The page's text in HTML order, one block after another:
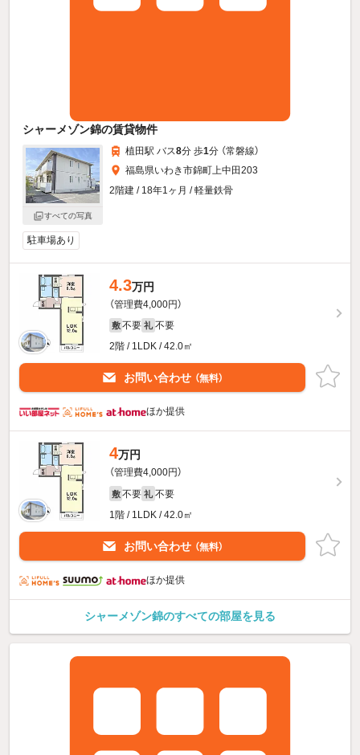
シャーメゾン錦の賃貸物件
すべての写真
植田駅 バス8分 歩1分 （常磐線）
福島県いわき市錦町上中田203
2階建 / 18年1ヶ月 / 軽量鉄骨
駐車場あり
4.3万円
（管理費4,000円）
敷 不要 礼 不要
2階 / 1LDK / 42.0㎡
お問い合わせ （無料）
ほか提供
4万円
（管理費4,000円）
敷 不要 礼 不要
1階 / 1LDK / 42.0㎡
お問い合わせ （無料）
ほか提供
シャーメゾン錦のすべての部屋を見る